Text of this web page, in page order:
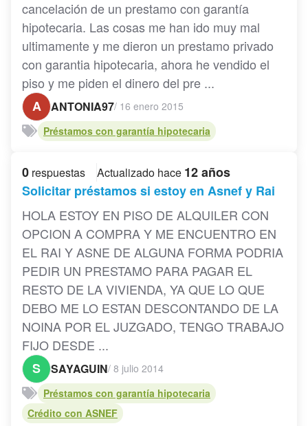
cancelación de un prestamo con garantía
hipotecaria. Las cosas me han ido muy mal
ultimamente y me dieron un prestamo privado
con garantia hipotecaria, ahora he vendido el
piso y me piden el dinero del pre ...
A
ANTONIA97/ 16 enero 2015
Préstamos con garantía hipotecaria
0 respuestas Actualizado hace 12 años
Solicitar préstamos si estoy en Asnef y Rai
HOLA ESTOY EN PISO DE ALQUILER CON
OPCION A COMPRA Y ME ENCUENTRO EN
EL RAI Y ASNE DE ALGUNA FORMA PODRIA
PEDIR UN PRESTAMO PARA PAGAR EL
RESTO DE LA VIVIENDA, YA QUE LO QUE
DEBO ME LO ESTAN DESCONTANDO DE LA
NOINA POR EL JUZGADO, TENGO TRABAJO
FIJO DESDE ...
S
SAYAGUIN/ 8 julio 2014
Préstamos con garantía hipotecaria
Crédito con ASNEF